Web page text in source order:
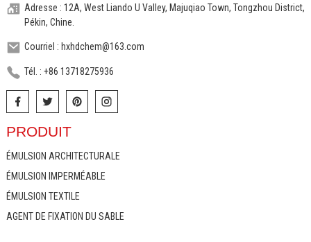
Adresse : 12A, West Liando U Valley, Majuqiao Town, Tongzhou District,
Pékin, Chine.
Courriel : hxhdchem@163.com
Tél. : +86 13718275936
PRODUIT
ÉMULSION ARCHITECTURALE
ÉMULSION IMPERMÉABLE
ÉMULSION TEXTILE
AGENT DE FIXATION DU SABLE